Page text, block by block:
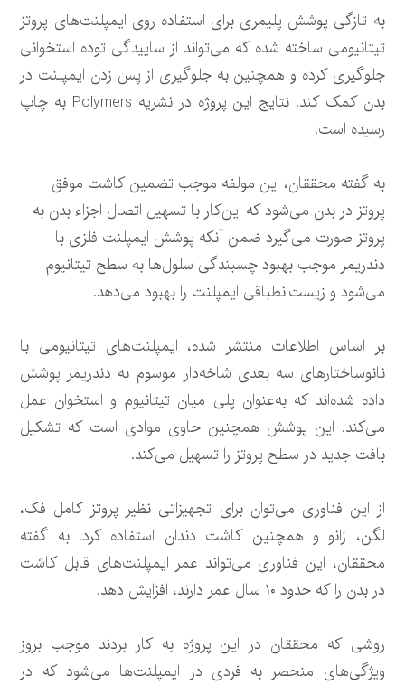
به تازگی پوشش پلیمری برای استفاده روی ایمپلنت‌های پروتز
تیتانیومی ساخته شده که می‌تواند از ساییدگی توده استخوانی
جلوگیری کرده و همچنین به جلوگیری از پس زدن ایمپلنت در
بدن کمک کند. نتایج این پروژه در نشریه Polymers به چاپ
رسیده است.
به گفته محققان، این مولفه موجب تضمین کاشت موفق
پروتز در بدن می‌شود که این‌کار با تسهیل اتصال اجزاء بدن به
پروتز صورت می‌گیرد ضمن آنکه پوشش ایمپلنت فلزی با
دندریمر موجب بهبود چسبندگی سلول‌ها به سطح تیتانیوم
می‌شود و زیست‌انطباقی ایمپلنت را بهبود می‌دهد.
بر اساس اطلاعات منتشر شده، ایمپلنت‌های تیتانیومی با
نانوساختارهای سه بعدی شاخه‌دار موسوم به دندریمر پوشش
داده شده‌اند که به‌عنوان پلی میان تیتانیوم و استخوان عمل
می‌کند. این پوشش همچنین حاوی موادی است که تشکیل
بافت جدید در سطح پروتز را تسهیل می‌کند.
از این فناوری می‌توان برای تجهیزاتی نظیر پروتز کامل فک،
لگن، زانو و همچنین کاشت دندان استفاده کرد. به گفته
محققان، این فناوری می‌تواند عمر ایمپلنت‌های قابل کاشت
در بدن را که حدود ۱۰ سال عمر دارند، افزایش دهد.
روشی که محققان در این پروژه به کار بردند موجب بروز
ویژگی‌های منحصر به فردی در ایمپلنت‌ها می‌شود که در